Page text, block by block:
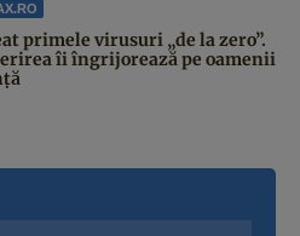
primele virusuri „de la zero”.
îi îngrijorează pe oamenii